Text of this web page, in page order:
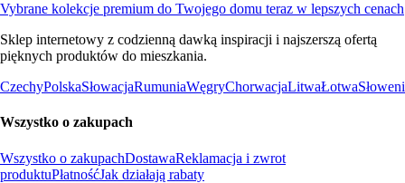
Vybrane kolekcje premium do Twojego domu teraz w lepszych cenach
Sklep internetowy z codzienną dawką inspiracji i najszerszą ofertą
pięknych produktów do mieszkania.
CzechyPolskaSłowacjaRumuniaWęgryChorwacjaLitwaŁotwa
Wszystko o zakupach
Wszystko o zakupachDostawaReklamacja i zwrot
produktuPłatnośćJak działają rabaty